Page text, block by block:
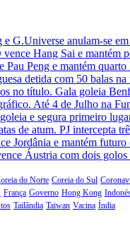
e G.Universe anulam-se
Hang Sai e mantém
Pau Peng e mantém quarto
detida com 50 balas na
no título. Gala goleia
Até 4 de Julho na
e segura primeiro
de atum. PJ intercepta
Jordânia e mantém futuro
Áustria com dois golos
do Norte Coreia do Sul
França Governo Hong Kong
Tailândia Taiwan Vacina Índia